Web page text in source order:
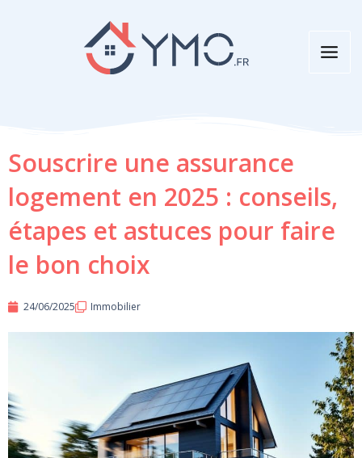
Souscrire une assurance
logement en 2025 : conseils,
étapes et astuces pour faire
le bon choix
24/06/2025 Immobilier